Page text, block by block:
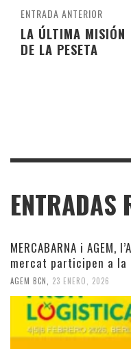
ENTRADA ANTERIOR
LA ÚLTIMA MISIÓN
DE LA PESETA
ENTRADAS
MERCABARNA i
mercat participen a
AGEM BCN 23 ENERO, 2026